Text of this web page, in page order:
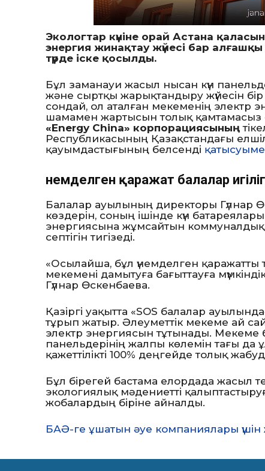
Экологтар күніне орай Астана
энергия жинақтау жүйесі бар
түрде іске қосылды.
Бұл заманауи жасыл нысан күн
және сыртқы жарықтандыру жүйесін бір
сондай, ол аталған мекеменің электр
шамамен жартысын толық қамтамасыз
«Energy China» корпорациясының
Республикасының Қазақстандағы
қауымдастығының белсенді
Үнемделген қаражат балалар
Балалар ауылының директоры Гүлнар
көздерін, соның ішінде күн
энергиясына жұмсайтын
септігін тигізеді.
«Осылайша, бұл үнемделген қаражатты
мекемені дамытуға бағыттауға
Гүлнар Өскенбаева.
Қазіргі уақытта «SOS балалар
тұрып жатыр. Әлеуметтік мекеме ай
электр энергиясын тұтынады. Мекеме
панельдерінің жалпы көлемін тағы
қажеттілікті 100% деңгейде толық
Бұл бірегей бастама елордада жасыл
экологиялық мәдениетті
жобалардың біріне айналды.
БАӘ-ге ұшатын әуе компаниялары үшін